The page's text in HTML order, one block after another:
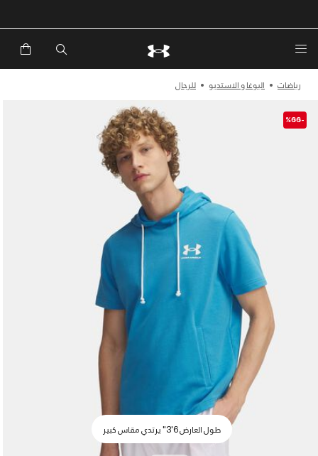
رياضات اليوغا و الاستديو للرجال
-%66
طول العارض 6'3" يرتدي مقاس كبير